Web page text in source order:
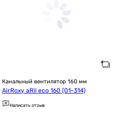
Канальный вентилятор 160 мм
AirRoxy aRil eco 160 (01-314)
Написать отзыв